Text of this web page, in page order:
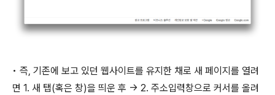
• 즉, 기존에 보고 있던 웹사이트를 유지한 채로 새 페이지를 열려
면 1. 새 탭(혹은 창)을 띄운 후 → 2. 주소입력창으로 커서를 올려